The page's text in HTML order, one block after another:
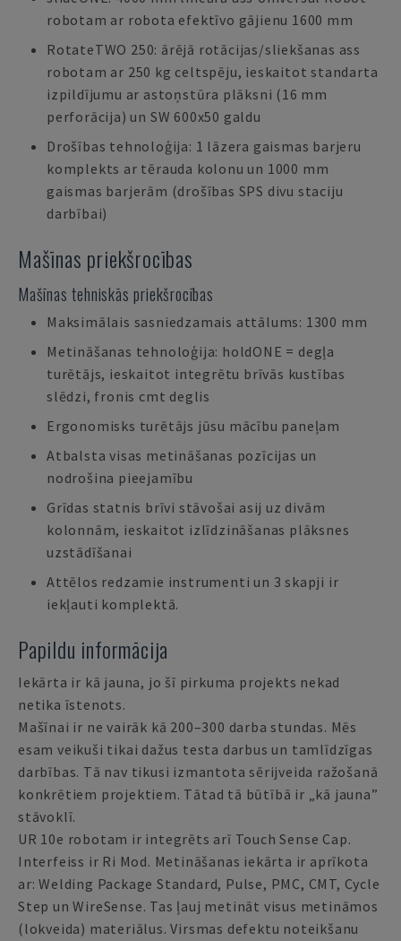
robotam ar robota efektīvo gājienu 1600 mm
RotateTWO 250: ārējā rotācijas/sliekšanas ass
robotam ar 250 kg celtspēju, ieskaitot standarta
izpildījumu ar astoņstūra plāksni (16 mm
perforācija) un SW 600x50 galdu
Drošības tehnoloģija: 1 lāzera gaismas barjeru
komplekts ar tērauda kolonu un 1000 mm
gaismas barjerām (drošības SPS divu staciju
darbībai)
Mašīnas priekšrocības
Mašīnas tehniskās priekšrocības
Maksimālais sasniedzamais attālums: 1300 mm
Metināšanas tehnoloģija: holdONE = degļa
turētājs, ieskaitot integrētu brīvās kustības
slēdzi, fronis cmt deglis
Ergonomisks turētājs jūsu mācību paneļam
Atbalsta visas metināšanas pozīcijas un
nodrošina pieejamību
Grīdas statnis brīvi stāvošai asij uz divām
kolonnām, ieskaitot izlīdzināšanas plāksnes
uzstādīšanai
Attēlos redzamie instrumenti un 3 skapji ir
iekļauti komplektā.
Papildu informācija
Iekārta ir kā jauna, jo šī pirkuma projekts nekad
netika īstenots.
Mašīnai ir ne vairāk kā 200–300 darba stundas. Mēs
esam veikuši tikai dažus testa darbus un tamlīdzīgas
darbības. Tā nav tikusi izmantota sērijveida ražošanā
konkrētiem projektiem. Tātad tā būtībā ir „kā jauna”
stāvoklī.
UR 10e robotam ir integrēts arī Touch Sense Cap.
Interfeiss ir Ri Mod. Metināšanas iekārta ir aprīkota
ar: Welding Package Standard, Pulse, PMC, CMT, Cycle
Step un WireSense. Tas ļauj metināt visus metināmos
(lokveida) materiālus. Virsmas defektu noteikšanu